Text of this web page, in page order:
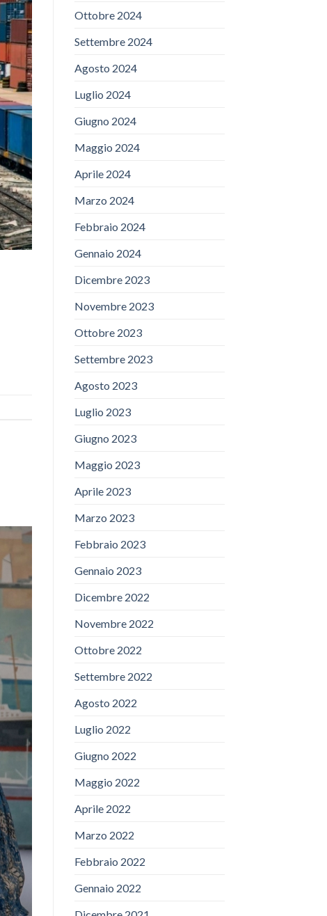
Ottobre 2024
Settembre 2024
Agosto 2024
Luglio 2024
Giugno 2024
Maggio 2024
Aprile 2024
Marzo 2024
Febbraio 2024
Gennaio 2024
Dicembre 2023
Novembre 2023
Ottobre 2023
Settembre 2023
Agosto 2023
Luglio 2023
Giugno 2023
Maggio 2023
Aprile 2023
Marzo 2023
Febbraio 2023
Gennaio 2023
Dicembre 2022
Novembre 2022
Ottobre 2022
Settembre 2022
Agosto 2022
Luglio 2022
Giugno 2022
Maggio 2022
Aprile 2022
Marzo 2022
Febbraio 2022
Gennaio 2022